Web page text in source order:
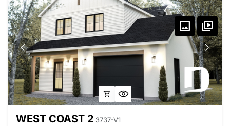
WEST COAST 2 3737-V1